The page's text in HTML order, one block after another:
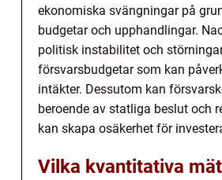
ekonomiska svängningar på
budgetar och upphandlingar.
politisk instabilitet och
försvarsbudgetar som kan
intäkter. Dessutom kan
beroende av statliga beslut och
kan skapa osäkerhet för
Vilka kvantitativa